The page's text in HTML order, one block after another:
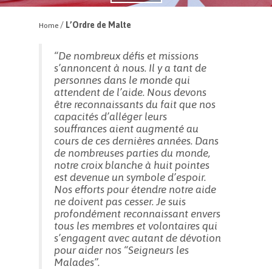
Home / L’Ordre de Malte
“De nombreux défis et missions
s’annoncent à nous. Il y a tant de
personnes dans le monde qui
attendent de l’aide. Nous devons
être reconnaissants du fait que nos
capacités d’alléger leurs
souffrances aient augmenté au
cours de ces dernières années. Dans
de nombreuses parties du monde,
notre croix blanche à huit pointes
est devenue un symbole d’espoir.
Nos efforts pour étendre notre aide
ne doivent pas cesser. Je suis
profondément reconnaissant envers
tous les membres et volontaires qui
s’engagent avec autant de dévotion
pour aider nos “Seigneurs les
Malades”.